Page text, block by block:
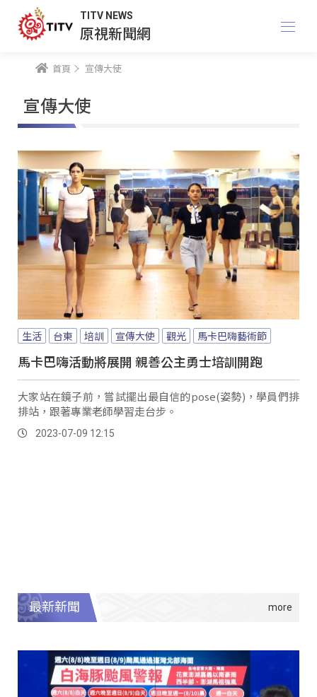
TITV NEWS
原視新聞網
首頁 宣傳大使
宣傳大使
生活 台東 培訓 宣傳大使 觀光 馬卡巴嗨藝術節
馬卡巴嗨活動將展開 親善公主勇士培訓開跑
大家站在鏡子前，嘗試擺出最自信的pose(姿勢)，學員們排
排站，跟著專業老師學習走台步。
2023-07-09 12:15
最新新聞